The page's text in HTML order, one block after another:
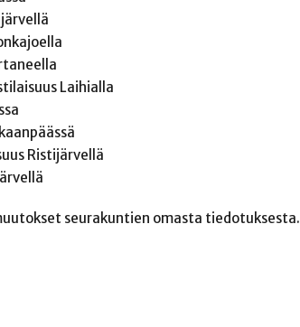
Laihialla
Ristijärvellä
seurakuntien omasta tiedotuksesta.